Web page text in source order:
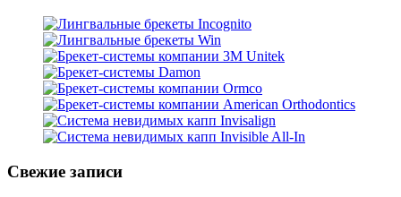
Свежие записи